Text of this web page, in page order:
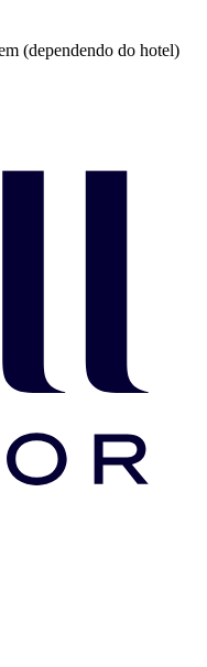
(dependendo do hotel)